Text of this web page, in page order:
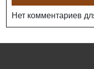
Нет комментариев